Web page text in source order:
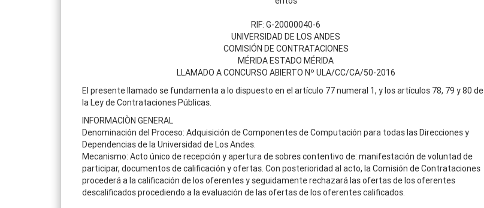
RIF: G-20000040-6
UNIVERSIDAD DE LOS ANDES
COMISIÓN DE CONTRATACIONES
MÉRIDA ESTADO MÉRIDA
LLAMADO A CONCURSO ABIERTO Nº ULA/CC/CA/50-2016
El presente llamado se fundamenta a lo dispuesto en el artículo 77 numeral 1, y los artículos 78, 79 y 80 de
la Ley de Contrataciones Públicas.
INFORMACIÒN GENERAL
Denominación del Proceso: Adquisición de Componentes de Computación para todas las Direcciones y
Dependencias de la Universidad de Los Andes.
Mecanismo: Acto único de recepción y apertura de sobres contentivo de: manifestación de voluntad de
participar, documentos de calificación y ofertas. Con posterioridad al acto, la Comisión de Contrataciones
procederá a la calificación de los oferentes y seguidamente rechazará las ofertas de los oferentes
descalificados procediendo a la evaluación de las ofertas de los oferentes calificados.